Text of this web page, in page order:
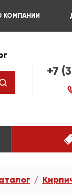
КОМПАНИИ
+7